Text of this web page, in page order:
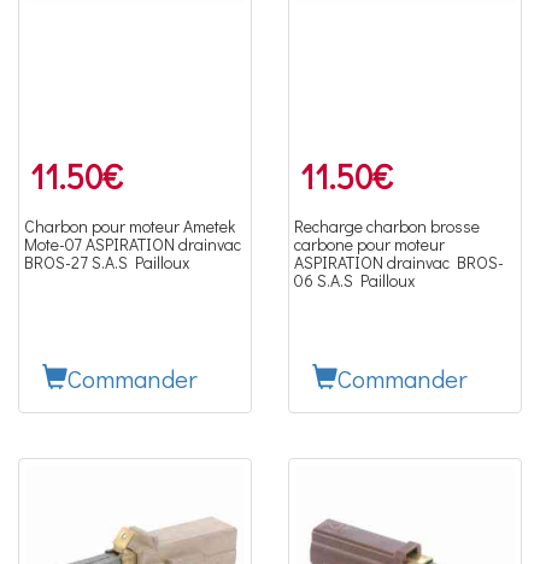
11.50€
Charbon pour moteur Ametek
Mote-07 ASPIRATION drainvac
BROS-27 S.A.S Pailloux
Commander
11.50€
Recharge charbon brosse
carbone pour moteur
ASPIRATION drainvac BROS-
06 S.A.S Pailloux
Commander